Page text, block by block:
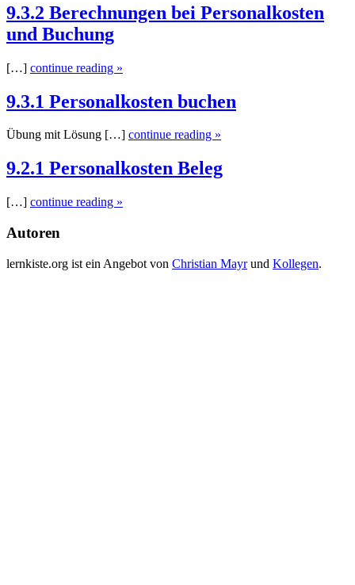
9.3.2 Berechnungen bei Personalkosten
und Buchung
[…] continue reading »
9.3.1 Personalkosten buchen
Übung mit Lösung […] continue reading »
9.2.1 Personalkosten Beleg
[…] continue reading »
Autoren
lernkiste.org ist ein Angebot von Christian Mayrund Kollegen.